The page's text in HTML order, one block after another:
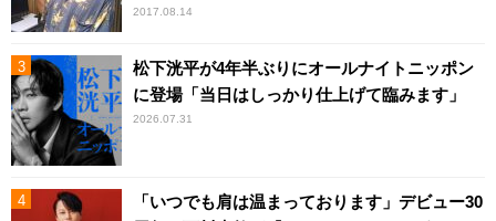
2017.08.14
松下洸平が4年半ぶりにオールナイトニッポン
に登場「当日はしっかり仕上げて臨みます」
2026.07.31
「いつでも肩は温まっております」デビュー30